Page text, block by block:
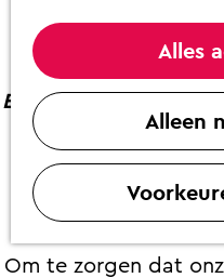
Alles
Alleen
h
a
Al een aantal jaar
Autoroute
Bij slecht weer of als
is dit een leuke
Om te zorgen dat